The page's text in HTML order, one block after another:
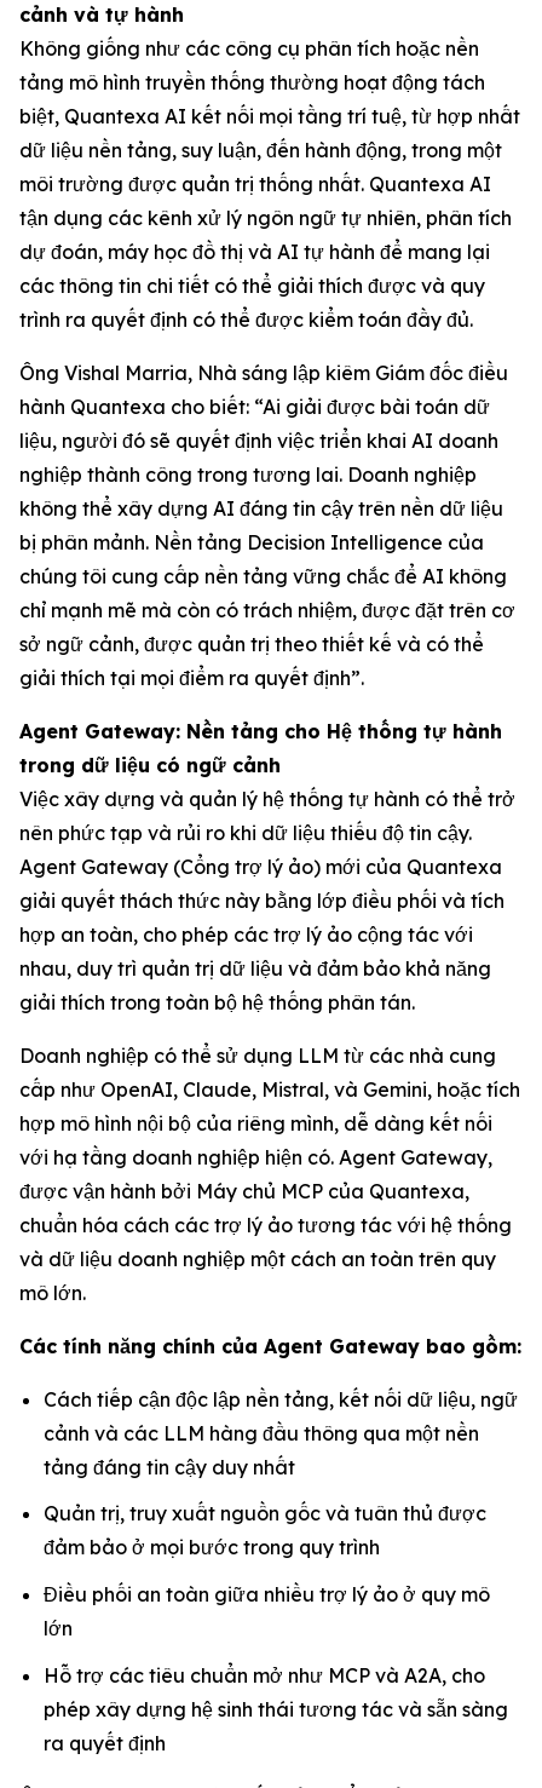
cảnh và tự hành
Không giống như các công cụ phân tích hoặc nền
tảng mô hình truyền thống thường hoạt động tách
biệt, Quantexa AI kết nối mọi tầng trí tuệ, từ hợp nhất
dữ liệu nền tảng, suy luận, đến hành động, trong một
môi trường được quản trị thống nhất. Quantexa AI
tận dụng các kênh xử lý ngôn ngữ tự nhiên, phân tích
dự đoán, máy học đồ thị và AI tự hành để mang lại
các thông tin chi tiết có thể giải thích được và quy
trình ra quyết định có thể được kiểm toán đầy đủ.
Ông Vishal Marria, Nhà sáng lập kiêm Giám đốc điều
hành Quantexa cho biết: “Ai giải được bài toán dữ
liệu, người đó sẽ quyết định việc triển khai AI doanh
nghiệp thành công trong tương lai. Doanh nghiệp
không thể xây dựng AI đáng tin cậy trên nền dữ liệu
bị phân mảnh. Nền tảng Decision Intelligence của
chúng tôi cung cấp nền tảng vững chắc để AI không
chỉ mạnh mẽ mà còn có trách nhiệm, được đặt trên cơ
sở ngữ cảnh, được quản trị theo thiết kế và có thể
giải thích tại mọi điểm ra quyết định”.
Agent Gateway: Nền tảng cho Hệ thống tự hành
trong dữ liệu có ngữ cảnh
Việc xây dựng và quản lý hệ thống tự hành có thể trở
nên phức tạp và rủi ro khi dữ liệu thiếu độ tin cậy.
Agent Gateway (Cổng trợ lý ảo) mới của Quantexa
giải quyết thách thức này bằng lớp điều phối và tích
hợp an toàn, cho phép các trợ lý ảo cộng tác với
nhau, duy trì quản trị dữ liệu và đảm bảo khả năng
giải thích trong toàn bộ hệ thống phân tán.
Doanh nghiệp có thể sử dụng LLM từ các nhà cung
cấp như OpenAI, Claude, Mistral, và Gemini, hoặc tích
hợp mô hình nội bộ của riêng mình, dễ dàng kết nối
với hạ tầng doanh nghiệp hiện có. Agent Gateway,
được vận hành bởi Máy chủ MCP của Quantexa,
chuẩn hóa cách các trợ lý ảo tương tác với hệ thống
và dữ liệu doanh nghiệp một cách an toàn trên quy
mô lớn.
Các tính năng chính của Agent Gateway bao gồm:
Cách tiếp cận độc lập nền tảng, kết nối dữ liệu, ngữ
cảnh và các LLM hàng đầu thông qua một nền
tảng đáng tin cậy duy nhất
Quản trị, truy xuất nguồn gốc và tuân thủ được
đảm bảo ở mọi bước trong quy trình
Điều phối an toàn giữa nhiều trợ lý ảo ở quy mô
lớn
Hỗ trợ các tiêu chuẩn mở như MCP và A2A, cho
phép xây dựng hệ sinh thái tương tác và sẵn sàng
ra quyết định